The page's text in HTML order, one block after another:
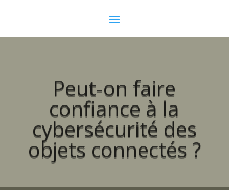
Peut-on faire
confiance à la
cybersécurité des
objets connectés ?